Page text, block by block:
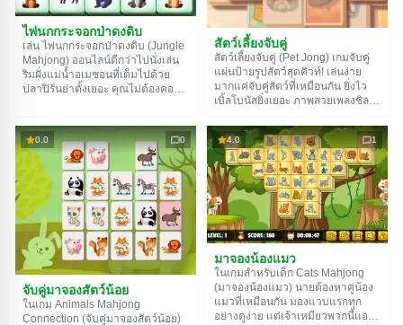
ไพ่นกกระจอกป่าดงดิบ
เล่น ไพ่นกกระจอกป่าดงดิบ (Jungle
Mahjong) ออนไลน์ดีกว่าไปนั่งเล่น
ริมฝั่งแม่น้ำอเมซอนที่เต็มไปด้วย
ปลาปิรันย่าตั้งเยอะ คุณไม่ต้องคอย
มาฟันทางฝ่าดงไม้หนาทึบ แค่เอน
หลังพิงเก้าอี้แล้วสนุกไปกับเกมที่มี
สัตว์การ์ตูนน่ารักๆ และเพลงประกอบ
ชิลๆ ก็พอแล้ว
สัตว์เลี้ยงจับคู่
สัตว์เลี้ยงจับคู่ (Pet Jong) เกมจับคู่
แผ่นป้ายรูปสัตว์สุดคิวท์! เล่นง่าย
มากแค่จับคู่สัตว์ที่เหมือนกัน ยิ่งไว
เบิ้ลโบนัสยิ่งเยอะ ภาพสวยเพลงชิล
0.0 0
จับคู่มาจองสัตว์น้อย
ในเกม Animals Mahjong
Connection (จับคู่มาจองสัตว์น้อย)
4.0 1
มาจองน้องแมว
ในเกมสำหรับเด็ก Cats Mahjong
(มาจองน้องแมว) นายต้องหาคู่น้อง
แมวที่เหมือนกัน มองแวบแรกทุก
อย่างดูง่าย แต่เจ้าเหมียวพวกนี้แอบ